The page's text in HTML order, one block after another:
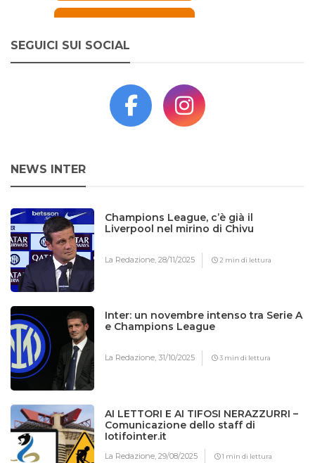
SEGUICI SUI SOCIAL
NEWS INTER
Champions League, c’è già il
Liverpool nel mirino di Chivu
La Redazione,28/11/2025 2 min di lettura
Inter: un novembre intenso tra Serie A
e Champions League
La Redazione,31/10/2025 3 min di lettura
AI LETTORI E AI TIFOSI NERAZZURRI –
Comunicazione dello staff di
Iotifointer.it
La Redazione,29/08/2025 1 min di lettura